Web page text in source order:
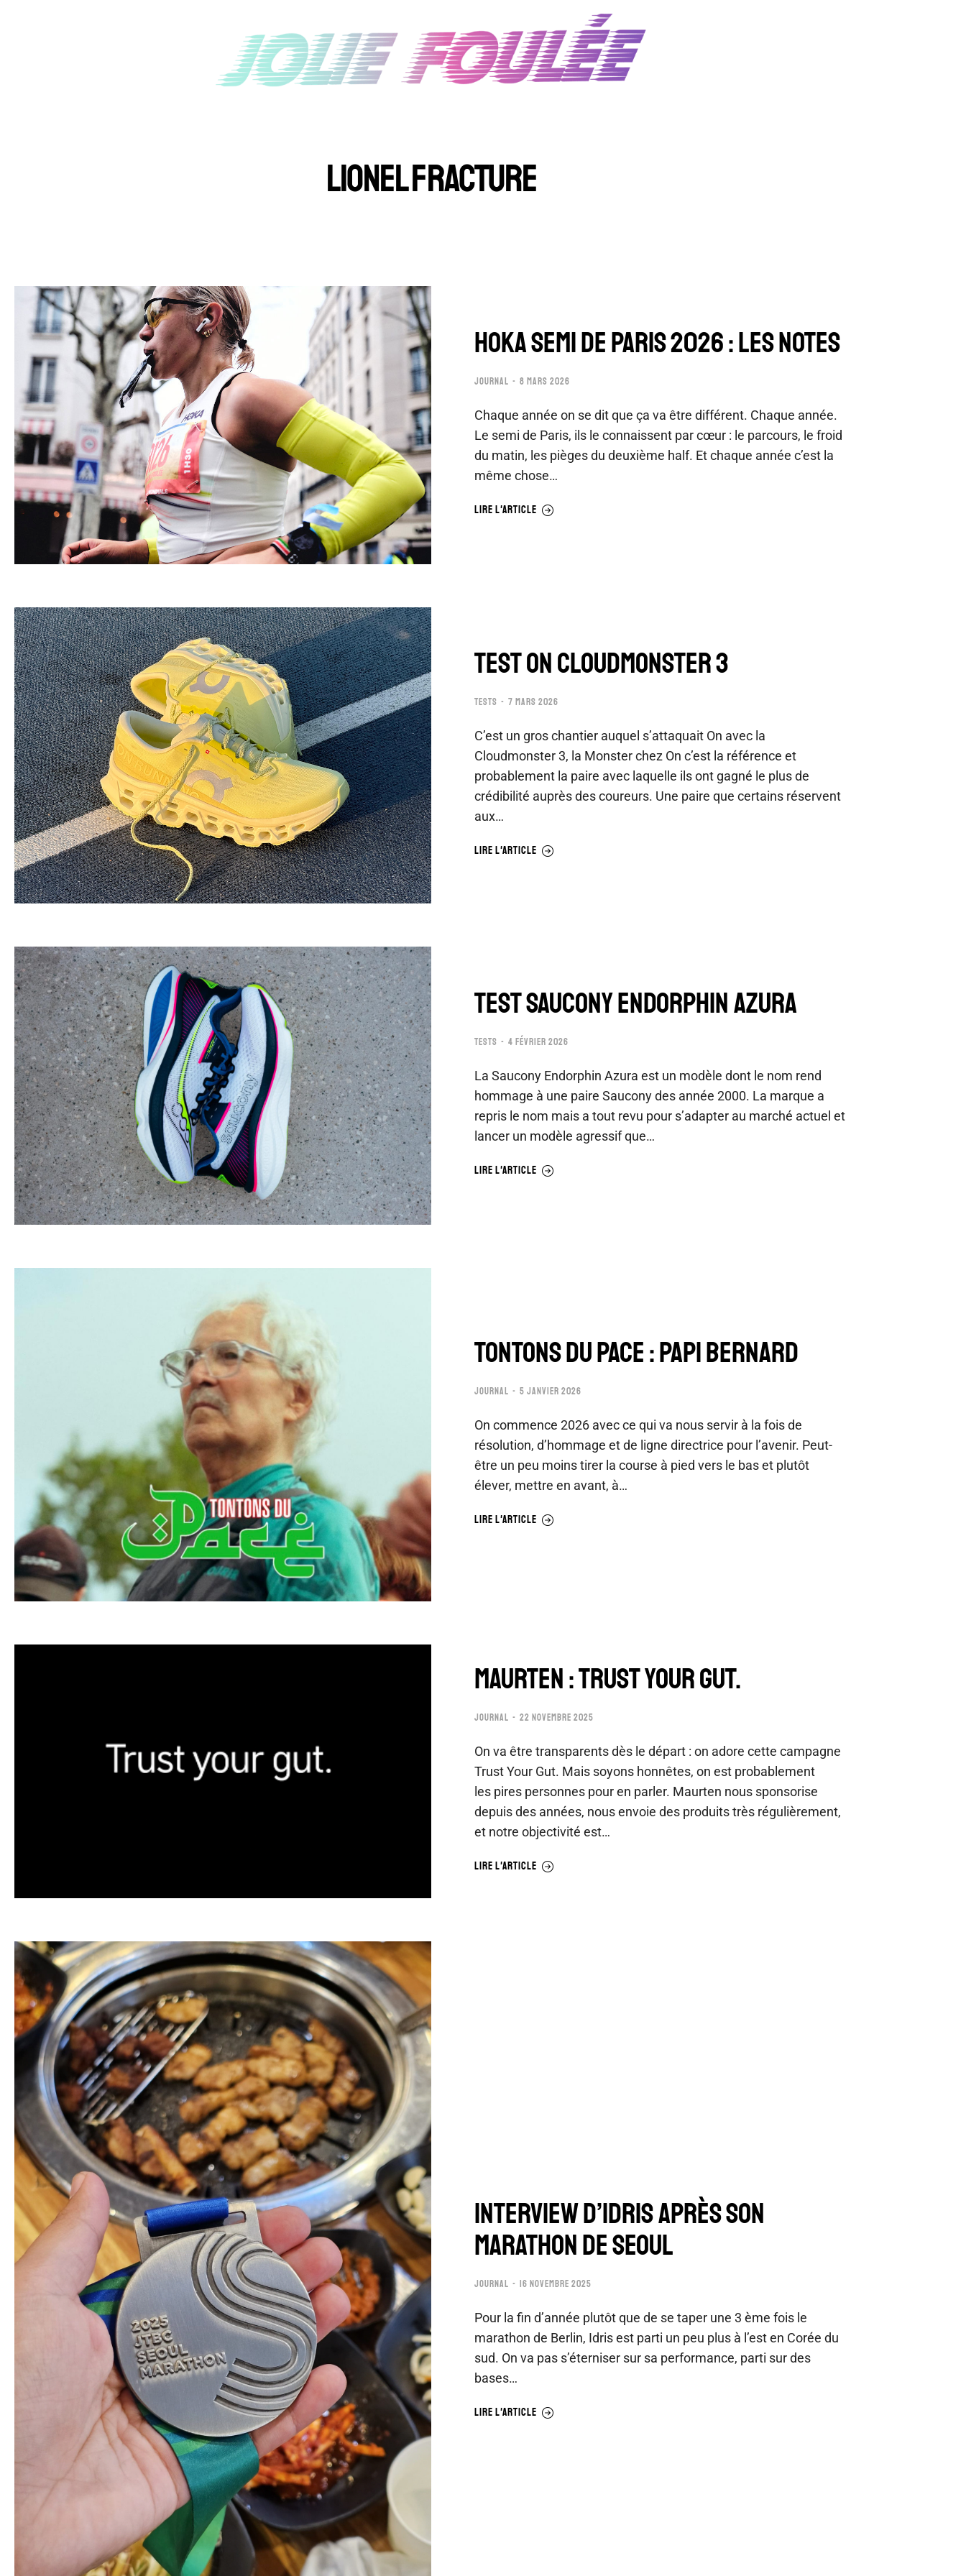
LIONEL FRACTURE
HOKA SEMI DE PARIS 2026 : LES NOTES
JOURNAL 8 MARS 2026
Chaque année on se dit que ça va être différent. Chaque année.
Le semi de Paris, ils le connaissent par cœur : le parcours, le froid
du matin, les pièges du deuxième half. Et chaque année c’est la
même chose…
LIRE L'ARTICLE
TEST ON CLOUDMONSTER 3
TESTS 7 MARS 2026
C’est un gros chantier auquel s’attaquait On avec la
Cloudmonster 3, la Monster chez On c’est la référence et
probablement la paire avec laquelle ils ont gagné le plus de
crédibilité auprès des coureurs. Une paire que certains réservent
aux…
LIRE L'ARTICLE
TEST SAUCONY ENDORPHIN AZURA
TESTS 4 FÉVRIER 2026
La Saucony Endorphin Azura est un modèle dont le nom rend
hommage à une paire Saucony des année 2000. La marque a
repris le nom mais a tout revu pour s’adapter au marché actuel et
lancer un modèle agressif que…
LIRE L'ARTICLE
TONTONS DU PACE : PAPI BERNARD
JOURNAL 5 JANVIER 2026
On commence 2026 avec ce qui va nous servir à la fois de
résolution, d’hommage et de ligne directrice pour l’avenir. Peut-
être un peu moins tirer la course à pied vers le bas et plutôt
élever, mettre en avant, à…
LIRE L'ARTICLE
Maurten : Trust your gut.
JOURNAL 22 NOVEMBRE 2025
On va être transparents dès le départ : on adore cette campagne
Trust Your Gut. Mais soyons honnêtes, on est probablement
les pires personnes pour en parler. Maurten nous sponsorise
depuis des années, nous envoie des produits très régulièrement,
et notre objectivité est…
LIRE L'ARTICLE
INTERVIEW D’IDRIS APrès son
MARATHON DE SEOUL
JOURNAL 16 NOVEMBRE 2025
Pour la fin d’année plutôt que de se taper une 3 ème fois le
marathon de Berlin, Idris est parti un peu plus à l’est en Corée du
sud. On va pas s’éterniser sur sa performance, parti sur des
bases…
LIRE L'ARTICLE